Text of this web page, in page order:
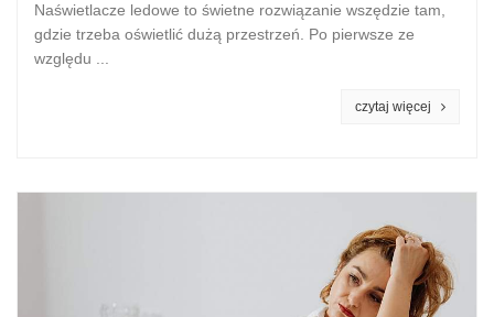
Naświetlacze ledowe to świetne rozwiązanie wszędzie tam,
gdzie trzeba oświetlić dużą przestrzeń. Po pierwsze ze
względu ...